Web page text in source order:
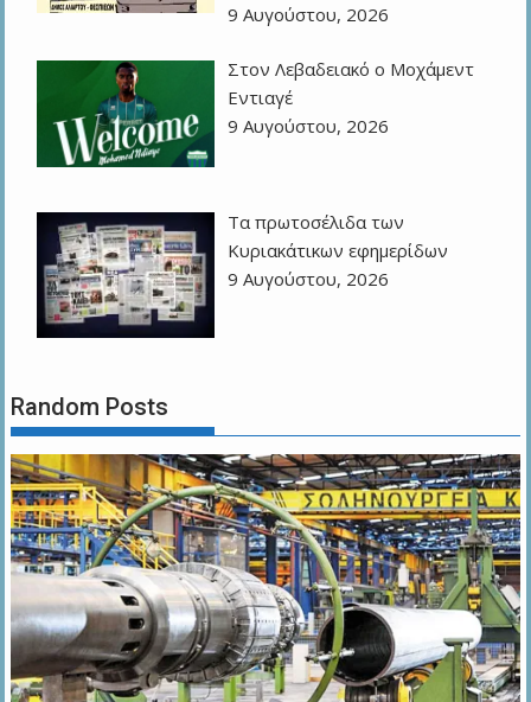
9 Αυγούστου, 2026
Στον Λεβαδειακό ο Μοχάμεντ
Εντιαγέ
9 Αυγούστου, 2026
Τα πρωτοσέλιδα των
Kυριακάτικων εφημερίδων
9 Αυγούστου, 2026
Random Posts